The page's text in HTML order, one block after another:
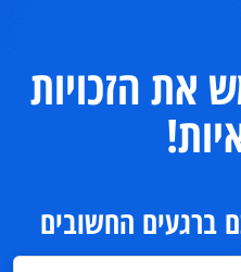
את הזכויות
ברגעים החשובים